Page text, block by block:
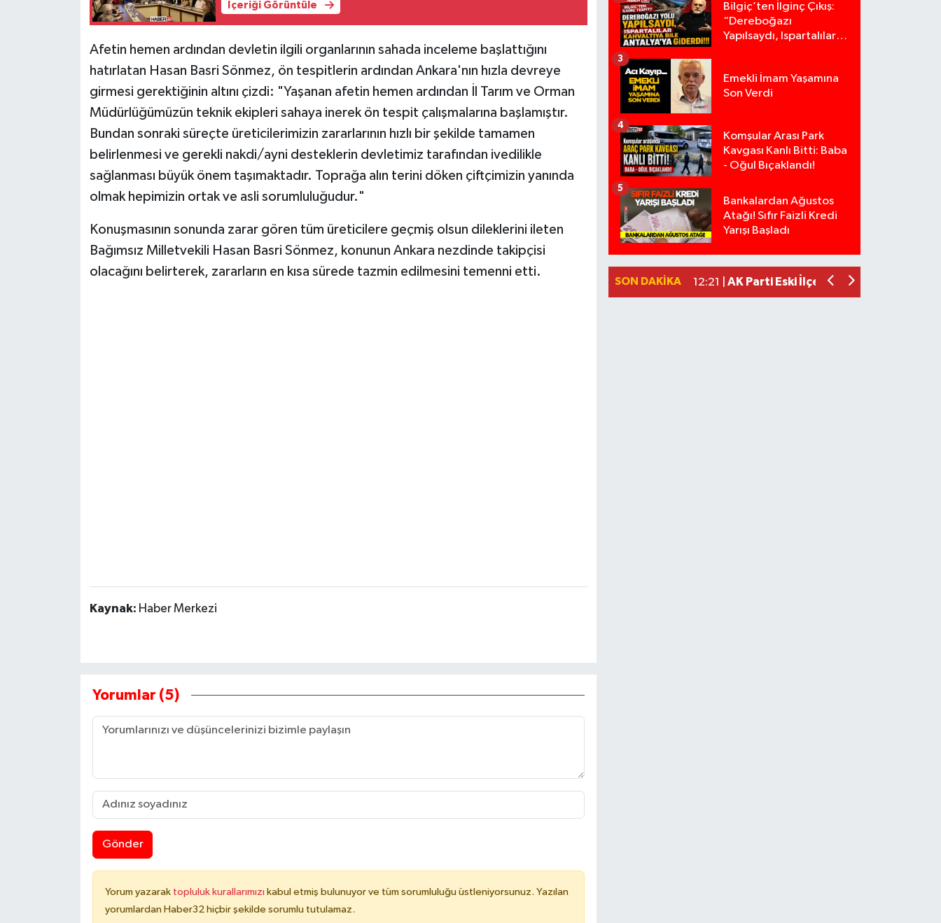
İçeriği Görüntüle
Afetin hemen ardından devletin ilgili organlarının sahada inceleme başlattığını
hatırlatan Hasan Basri Sönmez, ön tespitlerin ardından Ankara'nın hızla devreye
girmesi gerektiğinin altını çizdi: "Yaşanan afetin hemen ardından İl Tarım ve Orman
Müdürlüğümüzün teknik ekipleri sahaya inerek ön tespit çalışmalarına başlamıştır.
Bundan sonraki süreçte üreticilerimizin zararlarının hızlı bir şekilde tamamen
belirlenmesi ve gerekli nakdi/ayni desteklerin devletimiz tarafından ivedilikle
sağlanması büyük önem taşımaktadır. Toprağa alın terini döken çiftçimizin yanında
olmak hepimizin ortak ve asli sorumluluğudur."
Konuşmasının sonunda zarar gören tüm üreticilere geçmiş olsun dileklerini ileten
Bağımsız Milletvekili Hasan Basri Sönmez, konunun Ankara nezdinde takipçisi
olacağını belirterek, zararların en kısa sürede tazmin edilmesini temenni etti.
Kaynak: Haber Merkezi
Yorumlar (5)
Gönder
Yorum yazarak topluluk kurallarımızı kabul etmiş bulunuyor ve tüm sorumluluğu üstleniyorsunuz. Yazılan
yorumlardan Haber32 hiçbir şekilde sorumlu tutulamaz.
Bilgiç’ten İlginç Çıkış:
“Dereboğazı
Yapılsaydı, Ispartalılar
Emekli İmam Yaşamına
Son Verdi
3
Komşular Arası Park
Kavgası Kanlı Bitti: Baba
- Oğul Bıçaklandı!
4
Bankalardan Ağustos
Atağı! Sıfır Faizli Kredi
Yarışı Başladı
5
SON DAKIKA
17:18 |Anız Yangını Kazaya Neden Oldu: 13
17:08 |Alevlere Teslim Olan Gecekondu
13:46 |
12:21 | AK Parti Eski İlçe Başkanının Aracı